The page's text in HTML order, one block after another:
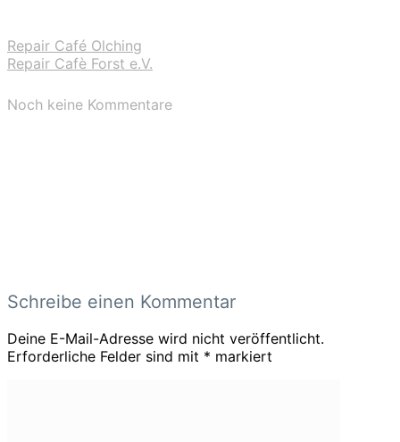
Repair Café Olching
Repair Cafè Forst e.V.
Noch keine Kommentare
Schreibe einen Kommentar
Deine E-Mail-Adresse wird nicht veröffentlicht.
Erforderliche Felder sind mit * markiert